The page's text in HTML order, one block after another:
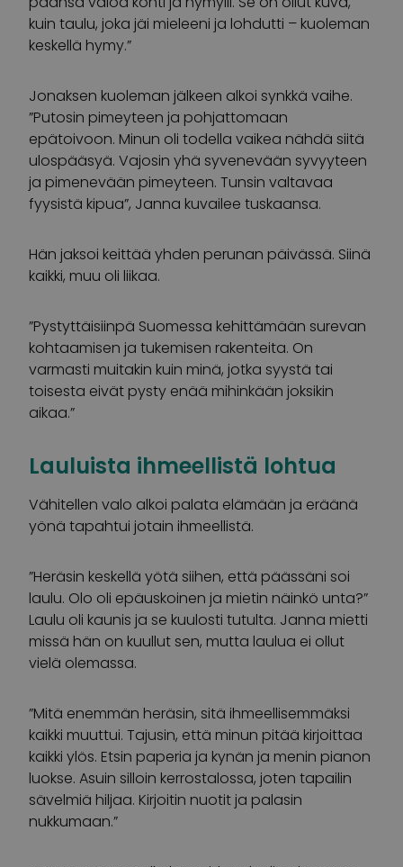
kuin taulu, joka jäi mieleeni ja lohdutti – kuoleman
keskellä hymy.”
Jonaksen kuoleman jälkeen alkoi synkkä vaihe.
”Putosin pimeyteen ja pohjattomaan
epätoivoon. Minun oli todella vaikea nähdä siitä
ulospääsyä. Vajosin yhä syvenevään syvyyteen
ja pimenevään pimeyteen. Tunsin valtavaa
fyysistä kipua”, Janna kuvailee tuskaansa.
Hän jaksoi keittää yhden perunan päivässä. Siinä
kaikki, muu oli liikaa.
”Pystyttäisiinpä Suomessa kehittämään surevan
kohtaamisen ja tukemisen rakenteita. On
varmasti muitakin kuin minä, jotka syystä tai
toisesta eivät pysty enää mihinkään joksikin
aikaa.”
Lauluista ihmeellistä lohtua
Vähitellen valo alkoi palata elämään ja eräänä
yönä tapahtui jotain ihmeellistä.
”Heräsin keskellä yötä siihen, että päässäni soi
laulu. Olo oli epäuskoinen ja mietin näinkö unta?”
Laulu oli kaunis ja se kuulosti tutulta. Janna mietti
missä hän on kuullut sen, mutta laulua ei ollut
vielä olemassa.
”Mitä enemmän heräsin, sitä ihmeellisemmäksi
kaikki muuttui. Tajusin, että minun pitää kirjoittaa
kaikki ylös. Etsin paperia ja kynän ja menin pianon
luokse. Asuin silloin kerrostalossa, joten tapailin
sävelmiä hiljaa. Kirjoitin nuotit ja palasin
nukkumaan.”